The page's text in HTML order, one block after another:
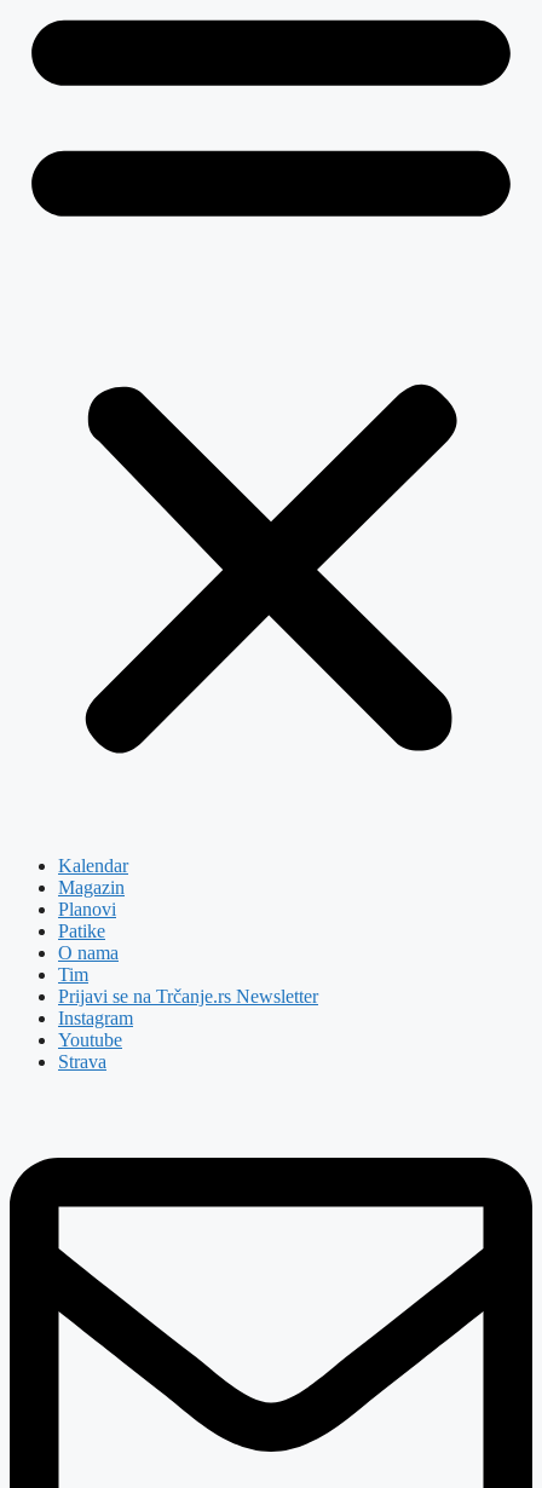
Kalendar
Magazin
Planovi
Patike
O nama
Tim
Prijavi se na Trčanje.rs Newsletter
Instagram
Youtube
Strava